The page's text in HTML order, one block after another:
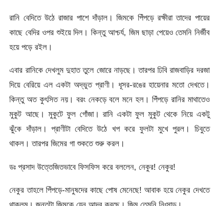
রানি বেদিতে উঠে রাজার পাশে দাঁড়াল। জিমকে পিঁপড়ে রক্ষীরা তাদের পায়ের
কাছে বেদির ওপর শুইয়ে দিল। কিন্তু আশ্চর্য, জিম ছাড়া পেয়েও তেমনি নির্জীব
হয়ে পড়ে রইল।
এবার রানিকে দেখলুম দুহাত তুলে জোরে নাড়ছে। তারপর ঢিবি রাজবাড়ির দরজা
দিয়ে বেরিয়ে এল একটা অদ্ভুত প্রাণী। ধূসর-রঙের হায়েনার মতো দেখতে।
কিন্তু অত কুৎসিত নয়। বরং নেকড়ে বলে মনে হল। পিঁপড়ে রানির মাথাতেও
মুকুট আছে। মুকুটে ফুল গোঁজা। রানি একটা ফুল মুকুট থেকে নিয়ে একটু
ঝুঁকে দাঁড়াল। প্রাণীটা বেদিতে উঠে খপ করে ফুলটা মুখে পুরল। চিবুতে
থাকল। তারপর জিমের গা শুকতে শুরু করল।
ডঃ প্রসাদ উত্তেজিতভাবে ফিসফিস করে বললেন, নেকুর! নেকুর!
নেকুর তাহলে পিঁপড়ে-মানুষদের কাছে পোষ মেনেছে! আবাক হয়ে নেকুর দেখতে